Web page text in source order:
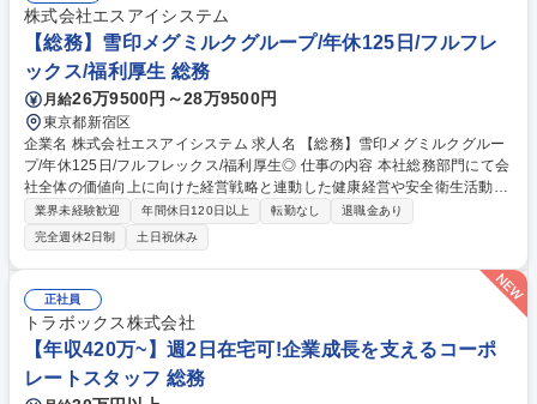
日17時半定時退社が可能！資格取得支援（受験費用補助）もあり、働きな
がら社会保険労務士などの資格取得やスキルアップが叶う環境です。 募集
職種 未経験歓迎【大阪/総務・採用担当】残業ほぼなし/賞与5ヶ月/業績安
定の優良企業
株式会社エスアイシステム
【総務】雪印メグミルクグループ/年休125日/フルフレ
ックス/福利厚生 総務
月給26万9500円～28万9500円
東京都新宿区
企業名 株式会社エスアイシステム 求人名 【総務】雪印メグミルクグルー
プ/年休125日/フルフレックス/福利厚生◎ 仕事の内容 本社総務部門にて会
社全体の価値向上に向けた経営戦略と連動した健康経営や安全衛生活動等
の企画や推進業務を担当します。従来型の管理業務にとどまらず新たな土
壌を創造する攻めの総務としての役割を担います。 ■経営戦略と連動した
健康経営の企画推進 ■安全衛生委員会の運営を含む安全衛生活動の企画運
営（各拠点のルール統一や改善含む）■社内関係部署との調整やプロジェ
クト推進 ■労災対応および再発防止施策の立案 ■社内ポータルやホームペ
ージの企画と改善■各種制度や仕組みの構築および改善推進★単なるルー
ティン業務ではなく、今後課題発見から企画立案と実行まで関係者を巻き
込んだ一貫対応を進めていく総務業務です。 募集職種 【総務】雪印メグ
ミルクグループ/年休125日/フルフレックス/福利厚生◎
業界未経験歓迎 年間休日120日以上 転勤なし
退職金あり
完全週休2日制
土日祝休み
正社員
トラボックス株式会社
【年収420万~】週2日在宅可!企業成長を支えるコーポ
レートスタッフ 総務